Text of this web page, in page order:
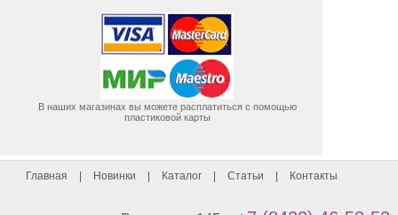
В наших магазинах вы можете расплатиться с помощью
пластиковой карты
Главная | Новинки | Каталог | Статьи | Контакты